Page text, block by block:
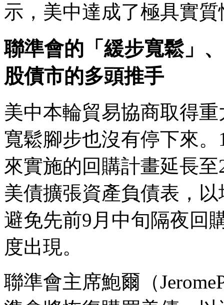
示，美中達成了極具實
聯準會的「緩步寬鬆」
股債市的多頭推手
美中本輪貿易協商取得
寬鬆腳步也沒有停下來
來實施的回購計畫延長
美債擴張資產負債表，
避免先前9月中旬隔夜回
度出現。
聯準會主席鮑爾（